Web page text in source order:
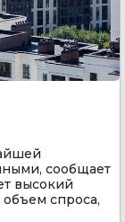
сообщает
высокий
спроса,